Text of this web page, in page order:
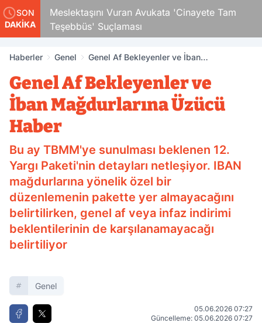
SON
DAKİKA
Meslektaşını Vuran Avukata 'Cinayete Tam
Teşebbüs' Suçlaması
Haberler Genel
Genel Af Bekleyenler ve İban
Genel Af Bekleyenler ve
İban Mağdurlarına Üzücü
Haber
Bu ay TBMM'ye sunulması beklenen 12.
Yargı Paketi'nin detayları netleşiyor. IBAN
mağdurlarına yönelik özel bir
düzenlemenin pakette yer almayacağını
belirtilirken, genel af veya infaz indirimi
beklentilerinin de karşılanamayacağı
belirtiliyor
Genel
05.06.2026 07:27
Güncelleme: 05.06.2026 07:27